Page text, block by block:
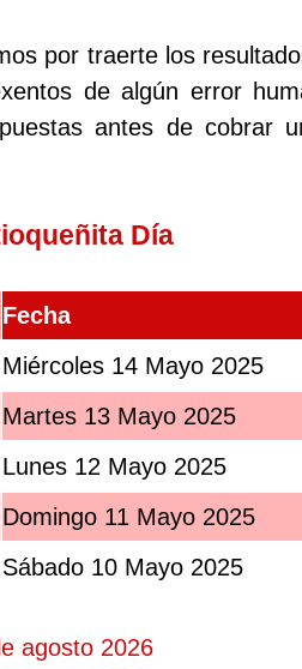
por traerte los
de algún error
antes de cobrar
Día
Fecha
Miércoles 14 Mayo 2025
Martes 13 Mayo 2025
Lunes 12 Mayo 2025
Domingo 11 Mayo 2025
Sábado 10 Mayo 2025
agosto 2026